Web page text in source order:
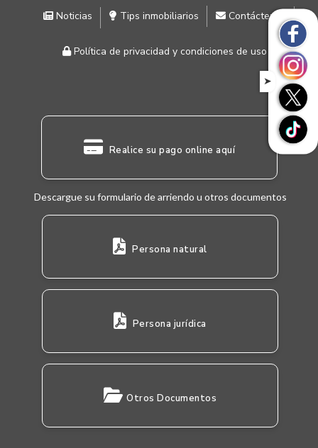
Noticias Tips inmobiliarios Contáctenos
Política de privacidad y condiciones de uso
Realice su pago online aquí
Descargue su formulario de arriendo u otros documentos
Persona natural
Persona jurídica
Otros Documentos
➤